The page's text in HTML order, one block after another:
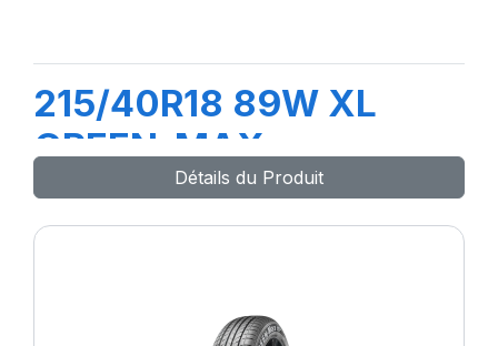
215/40R18 89W XL
GREEN-MAX
Détails du Produit